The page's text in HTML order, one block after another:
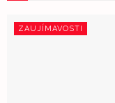
ZAUJÍMAVOSTI